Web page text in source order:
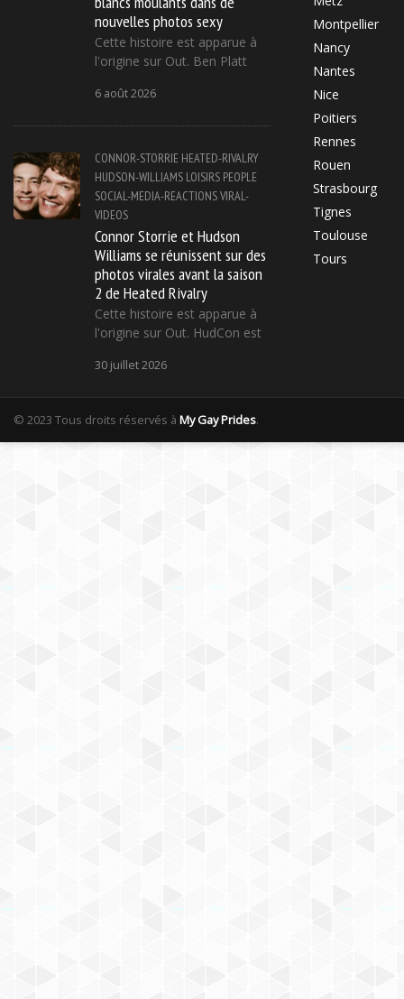
nouvelles photos sexy
Cette histoire est apparue à
l'origine sur Out. Ben Platt
6 août 2026
CONNOR-STORRIE HEATED-RIVALRY
HUDSON-WILLIAMS LOISIRS PEOPLE
SOCIAL-MEDIA-REACTIONSVIRAL-
VIDEOS
Connor Storrie et Hudson
Williams se réunissent sur des
photos virales avant la saison
2 de Heated Rivalry
Cette histoire est apparue à
l'origine sur Out. HudCon est
30 juillet 2026
Montpellier
Nancy
Nantes
Nice
Poitiers
Rennes
Rouen
Strasbourg
Tignes
Toulouse
Tours
© 2023 Tous droits réservés à My Gay Prides.